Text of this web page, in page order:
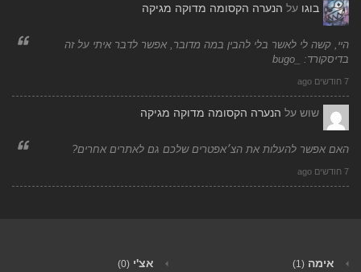
בוגו על הנערה הקסומה מדוקה מגיקה
היי, קשה לי לאשר בלי להבין במה מדובר, אפשר לדבר איתי על זה
בדיסקורד: _bugo
7 חודשים ago
שוש על הנערה הקסומה מדוקה מגיקה
האם אפשר להעלות את הצ׳אפטרים שלכם גם לאתרים אחרים?
7 חודשים ago
אימה (1) אצ'י (0)